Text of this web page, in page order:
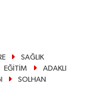
SAĞLIK
EĞİTİM
ADAKLI
SOLHAN